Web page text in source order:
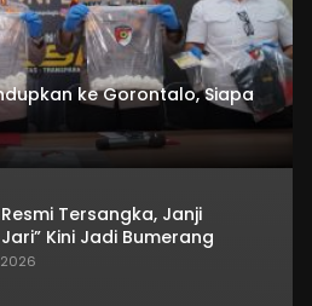
ke Gorontalo, Siapa
Tersangka, Janji
Kini Jadi Bumerang